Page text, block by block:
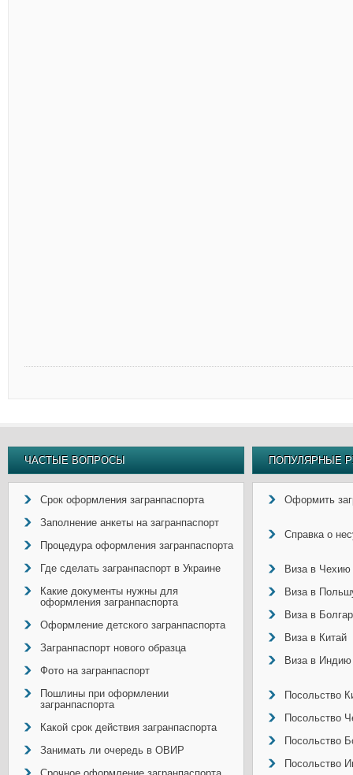
ЧАСТЫЕ ВОПРОСЫ
Срок оформления загранпаспорта
Заполнение анкеты на загранпаспорт
Процедура оформления загранпаспорта
Где сделать загранпаспорт в Украине
Какие документы нужны для
оформления загранпаспорта
Оформление детского загранпаспорта
Загранпаспорт нового образца
Фото на загранпаспорт
Пошлины при оформлении
загранпаспорта
Какой срок действия загранпаспорта
Занимать ли очередь в ОВИР
ПОПУЛЯРНЫЕ
Оформить
Справка о
Виза в Чехию
Виза в
Виза в
Виза в Китай
Виза в Индию
Посольство
Посольство
Посольство
Посольство